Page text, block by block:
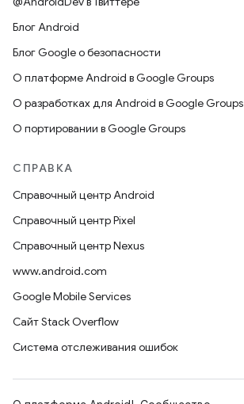
Блог Android
Блог Google о безопасности
О платформе Android в Google Groups
О разработках для Android в Google Groups
О портировании в Google Groups
СПРАВКА
Справочный центр Android
Справочный центр Pixel
Справочный центр Nexus
www.android.com
Google Mobile Services
Сайт Stack Overflow
Система отслеживания ошибок